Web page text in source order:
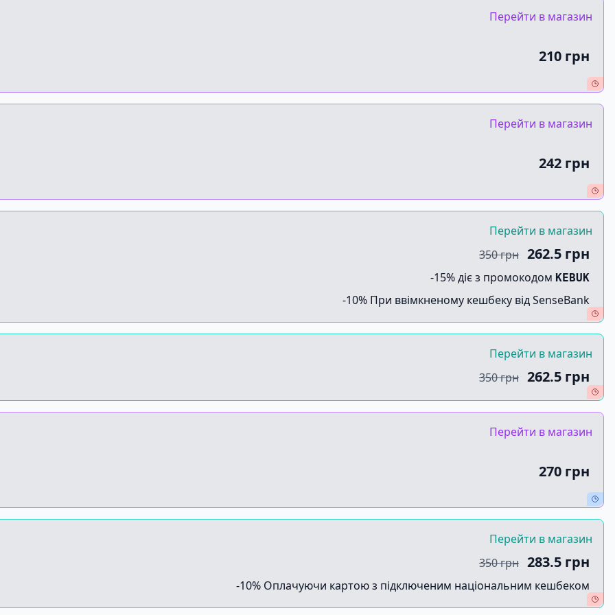
Перейти в магазин
210 грн
Перейти в магазин
242 грн
Перейти в магазин
350 грн 262.5 грн
-15% діє з промокодом KEBUK
-10% При ввімкненому кешбеку від SenseBank
Перейти в магазин
350 грн 262.5 грн
Перейти в магазин
270 грн
Перейти в магазин
350 грн 283.5 грн
-10% Оплачуючи картою з підключеним національним кешбеком